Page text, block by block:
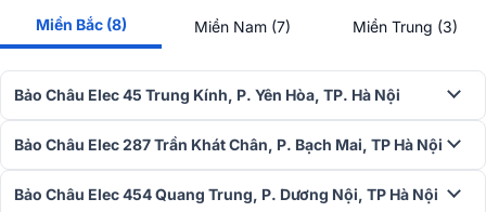
Đầu vào: Đầu vào không cân bằng x 4, đầu vào PHONO
(MM) x 1, Đầu vào kỹ thuật số đồng trục x1, đầu vào kỹ thuật
Đầu ra: Đầu ra không cân bằng (RECORDER) x 1, đầu ra loa
siêu trầm x 1, đầu ra tai nghe x 1
Bluetooth: Có (phiên bản V4.2)
Điều khiển hồng ngoại: Có
Kích thước (W x H x D): 434 x 122 x 307 mm
Miền Bắc (8) Miền Nam (7) Miền Trung (3)
Bảo Châu Elec 45 Trung Kính, P. Yên Hòa, TP. Hà Nội
Bảo Châu Elec 287 Trần Khát Chân, P. Bạch Mai, TP Hà Nội
Bảo Châu Elec 454 Quang Trung, P. Dương Nội, TP Hà Nội